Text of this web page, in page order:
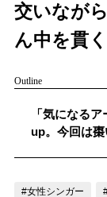
#男性シンガー
記事一覧
プレスリリース
お問い合わせ
交いなが
ん中を貫く
Outline
「気になる
up。今回は棗
#女性シンガー